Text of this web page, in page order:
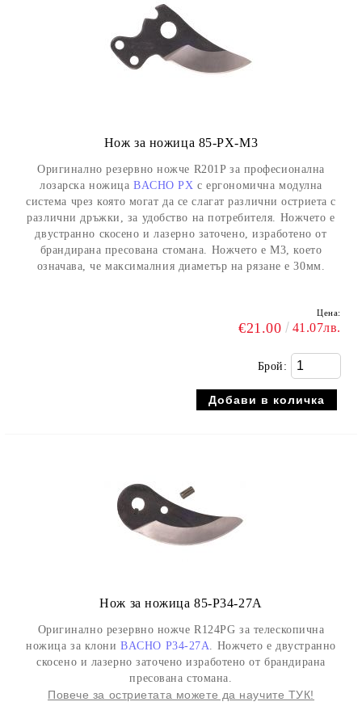
Нож за ножица 85-PX-M3
Оригинално резервно ножче R201P за професионална
лозарска ножицаBACHO PX с ергономична модулна
система чрез която могат да се слагат различни остриета с
различни дръжки, за удобство на потребителя. Ножчето е
двустранно скосено и лазерно заточено, изработено от
брандирана пресована стомана. Ножчето е М3, което
означава, че максималния диаметър на рязане е 30мм.
Цена:
€21.00 41.07лв.
Брой:
Нож за ножица 85-P34-27A
Оригинално резервно ножче R124PG за телескопична
ножица за клони BACHO P34-27A. Ножчето е двустранно
скосено и лазерно заточено изработено от брандирана
пресована стомана.
Повече за остриетата можете да научите ТУК!